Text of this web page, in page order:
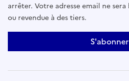
arrêter. Votre adresse email ne
ou revendue à des tiers.
S'abonner